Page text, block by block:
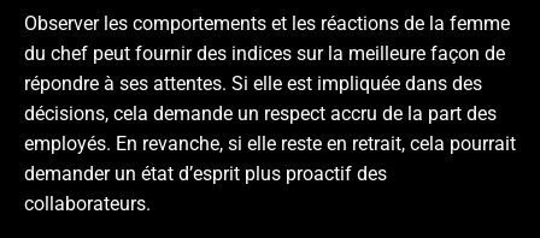
Observer les comportements et les réactions de la femme
du chef peut fournir des indices sur la meilleure façon de
répondre à ses attentes. Si elle est impliquée dans des
décisions, cela demande un respect accru de la part des
employés. En revanche, si elle reste en retrait, cela pourrait
demander un état d’esprit plus proactif des
collaborateurs.